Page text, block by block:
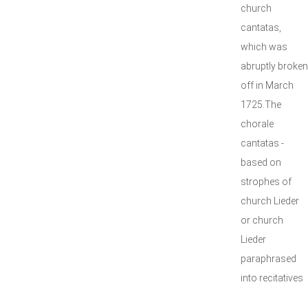
church
cantatas,
which was
abruptly broken
off in March
1725.The
chorale
cantatas -
based on
strophes of
church Lieder
or church
Lieder
paraphrased
into recitatives